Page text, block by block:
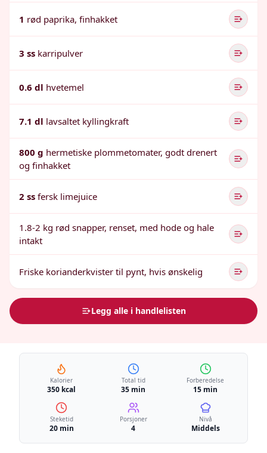
1 rød paprika, finhakket
3 ss karripulver
0.6 dl hvetemel
7.1 dl lavsaltet kyllingkraft
800 g hermetiske plommetomater, godt drenert
og finhakket
2 ss fersk limejuice
1.8-2 kg rød snapper, renset, med hode og hale
intakt
Friske korianderkvister til pynt, hvis ønskelig
Legg alle i handlelisten
Kalorier
350 kcal
Total tid
35 min
Forberedelse
15 min
Steketid
20 min
Porsjoner
4
Nivå
Middels